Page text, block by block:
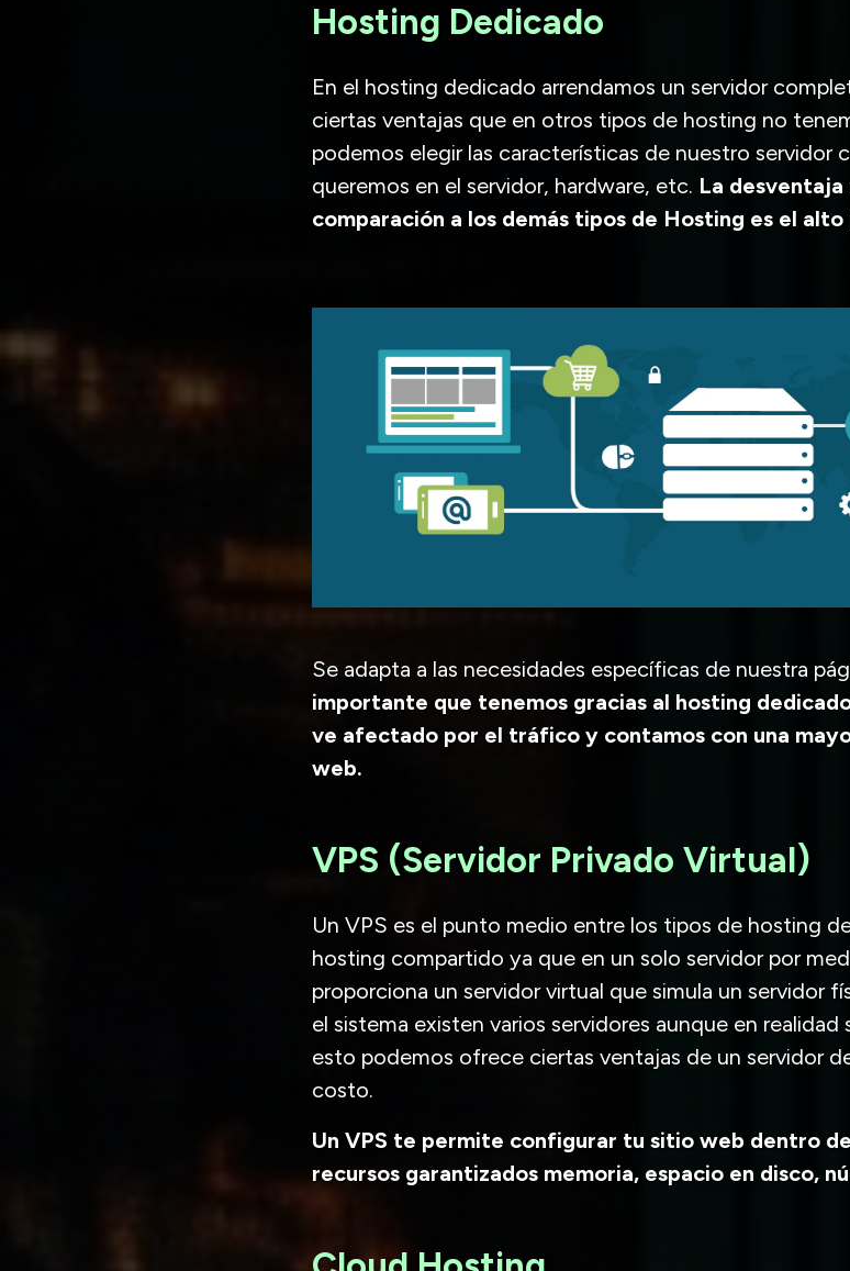
Hosting Dedicado
En el hosting dedicado arrendamos un servidor
ciertas ventajas que en otros tipos de hosting no
podemos elegir las características de nuestro servidor
queremos en el servidor, hardware, etc. La desventaja
comparación a los demás tipos de Hosting es el
Se adapta a las necesidades específicas de nuestra
importante que tenemos gracias al hosting
ve afectado por el tráfico y contamos con una
web.
VPS (Servidor Privado Virtual)
Un VPS es el punto medio entre los tipos de hosting
hosting compartido ya que en un solo servidor por
proporciona un servidor virtual que simula un servidor
el sistema existen varios servidores aunque en
esto podemos ofrece ciertas ventajas de un servidor
costo.
Un VPS te permite configurar tu sitio web dentro
recursos garantizados memoria, espacio en disco,